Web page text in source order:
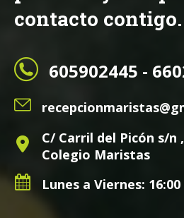
contacto contigo.
605902445 -
C/ Carril del Picón s/n
Colegio Maristas
Lunes a Viernes: 16:00